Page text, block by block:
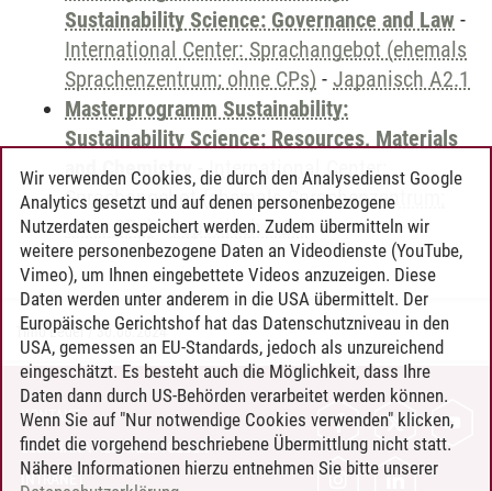
Sustainability Science: Governance and Law -
International Center: Sprachangebot (ehemals
Sprachenzentrum; ohne CPs) - Japanisch A2.1
Masterprogramm Sustainability:
Sustainability Science: Resources, Materials
and Chemistry -International Center:
Sprachangebot (ehemals Sprachenzentrum;
ohne CPs)-Japanisch A2.1
Timo Leder/30.06.2024
KONTAKT
LEUPHANA ALS ARBEITGEBER
INTRANET
Wir verwenden Cookies, die durch den Analysedienst Google
Analytics gesetzt und auf denen personenbezogene
Nutzerdaten gespeichert werden. Zudem übermitteln wir
weitere personenbezogene Daten an Videodienste (YouTube,
Vimeo), um Ihnen eingebettete Videos anzuzeigen. Diese
Daten werden unter anderem in die USA übermittelt. Der
Europäische Gerichtshof hat das Datenschutzniveau in den
USA, gemessen an EU-Standards, jedoch als unzureichend
eingeschätzt. Es besteht auch die Möglichkeit, dass Ihre
Daten dann durch US-Behörden verarbeitet werden können.
Wenn Sie auf "Nur notwendige Cookies verwenden" klicken,
findet die vorgehend beschriebene Übermittlung nicht statt.
Nähere Informationen hierzu entnehmen Sie bitte unserer